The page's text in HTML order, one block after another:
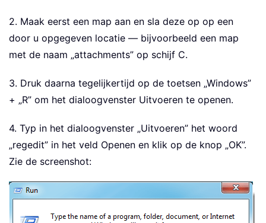
2. Maak eerst een map aan en sla deze op op een
door u opgegeven locatie — bijvoorbeeld een map
met de naam „attachments” op schijf C.
3. Druk daarna tegelijkertijd op de toetsen „Windows”
+ „R” om het dialoogvenster Uitvoeren te openen.
4. Typ in het dialoogvenster „Uitvoeren” het woord
„regedit” in het veld Openen en klik op de knop „OK”.
Zie de screenshot: